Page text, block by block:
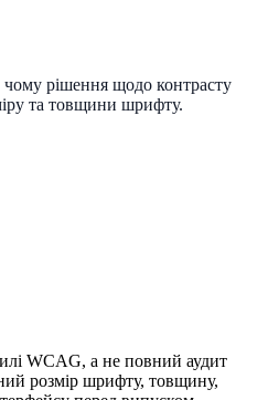
рішення щодо контрасту
та товщини шрифту.
WCAG, а не повний аудит
розмір шрифту, товщину,